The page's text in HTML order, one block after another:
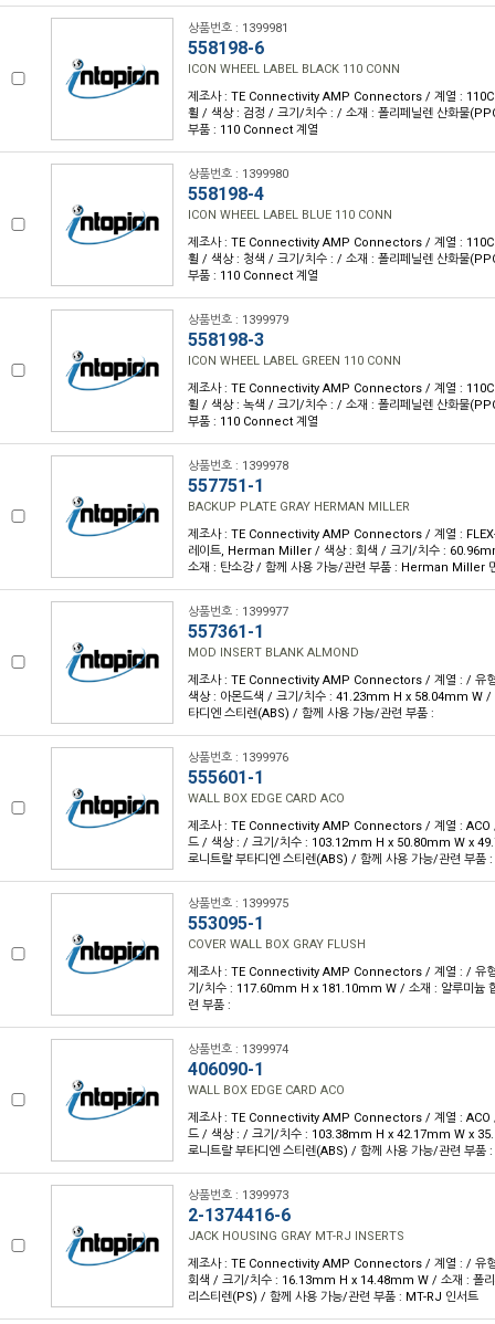
상품번호 : 1399981
558198-6
ICON WHEEL LABEL BLACK 110 CONN
제조사 : TE Connectivity AMP Connectors / 계열 :
휠 / 색상 : 검정 / 크기/치수 : / 소재 : 폴리페닐렌 산화물
부품 : 110 Connect 계열
상품번호 : 1399980
558198-4
ICON WHEEL LABEL BLUE 110 CONN
제조사 : TE Connectivity AMP Connectors / 계열 :
휠 / 색상 : 청색 / 크기/치수 : / 소재 : 폴리페닐렌 산화물
부품 : 110 Connect 계열
상품번호 : 1399979
558198-3
ICON WHEEL LABEL GREEN 110 CONN
제조사 : TE Connectivity AMP Connectors / 계열 :
휠 / 색상 : 녹색 / 크기/치수 : / 소재 : 폴리페닐렌 산화물
부품 : 110 Connect 계열
상품번호 : 1399978
557751-1
BACKUP PLATE GRAY HERMAN MILLER
제조사 : TE Connectivity AMP Connectors / 계열 :
레이트, Herman Miller / 색상 : 회색 / 크기/치수 :
소재 : 탄소강 / 함께 사용 가능/관련 부품 : Herman Miller
상품번호 : 1399977
557361-1
MOD INSERT BLANK ALMOND
제조사 : TE Connectivity AMP Connectors / 계열 : / 유
색상 : 아몬드색 / 크기/치수 : 41.23mm H x 58.04mm W /
타디엔 스티렌(ABS) / 함께 사용 가능/관련 부품 :
상품번호 : 1399976
555601-1
WALL BOX EDGE CARD ACO
제조사 : TE Connectivity AMP Connectors / 계열 : ACO
드 / 색상 : / 크기/치수 : 103.12mm H x 50.80mm W x
로니트랄 부타디엔 스티렌(ABS) / 함께 사용 가능/관련 부품 :
상품번호 : 1399975
553095-1
COVER WALL BOX GRAY FLUSH
제조사 : TE Connectivity AMP Connectors / 계열 : / 유
기/치수 : 117.60mm H x 181.10mm W / 소재 : 알루미늄
련 부품 :
상품번호 : 1399974
406090-1
WALL BOX EDGE CARD ACO
제조사 : TE Connectivity AMP Connectors / 계열 : ACO
드 / 색상 : / 크기/치수 : 103.38mm H x 42.17mm W x
로니트랄 부타디엔 스티렌(ABS) / 함께 사용 가능/관련 부품 :
상품번호 : 1399973
2-1374416-6
JACK HOUSING GRAY MT-RJ INSERTS
제조사 : TE Connectivity AMP Connectors / 계열 : / 유
회색 / 크기/치수 : 16.13mm H x 14.48mm W / 소재 : 폴
리스티렌(PS) / 함께 사용 가능/관련 부품 : MT-RJ 인서트